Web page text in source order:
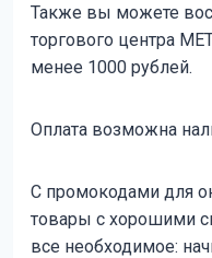
Также вы можете
торгового центра
менее 1000 рублей.
Оплата возможна
С промокодами для
товары с хорошими
все необходимое: